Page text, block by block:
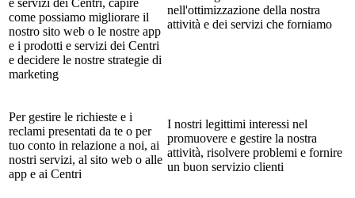
e servizi dei Centri, capire
come possiamo migliorare il
nostro sito web o le nostre app
e i prodotti e servizi dei Centri
e decidere le nostre strategie di
marketing
nell'ottimizzazione della nostra
attività e dei servizi che forniamo
Per gestire le richieste e i
reclami presentati da te o per
tuo conto in relazione a noi, ai
nostri servizi, al sito web o alle
app e ai Centri
I nostri legittimi interessi nel
promuovere e gestire la nostra
attività, risolvere problemi e fornire
un buon servizio clienti